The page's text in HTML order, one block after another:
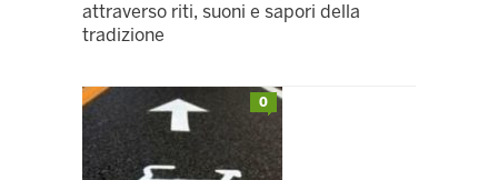
attraverso riti, suoni e sapori della
tradizione
0